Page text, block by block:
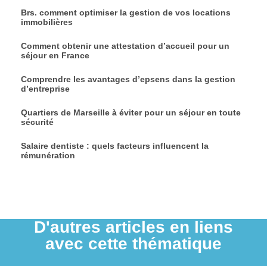
Brs. comment optimiser la gestion de vos locations
immobilières
Comment obtenir une attestation d’accueil pour un
séjour en France
Comprendre les avantages d’epsens dans la gestion
d’entreprise
Quartiers de Marseille à éviter pour un séjour en toute
sécurité
Salaire dentiste : quels facteurs influencent la
rémunération
D'autres articles en liens
avec cette thématique